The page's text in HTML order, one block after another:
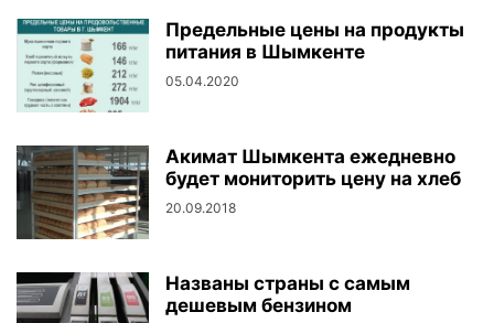
Предельные цены на продукты
питания в Шымкенте
05.04.2020
Акимат Шымкента ежедневно
будет мониторить цену на хлеб
20.09.2018
Названы страны с самым
дешевым бензином